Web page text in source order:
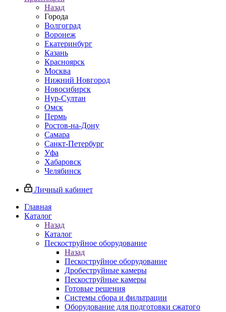
Назад
Города
Волгоград
Воронеж
Екатеринбург
Казань
Красноярск
Москва
Нижний Новгород
Новосибирск
Нур-Султан
Омск
Пермь
Ростов-на-Дону
Самара
Санкт-Петербург
Уфа
Хабаровск
Челябинск
Личный кабинет
Главная
Каталог
Назад
Каталог
Пескоструйное оборудование
Назад
Пескоструйное оборудование
Дробеструйные камеры
Пескоструйные камеры
Готовые решения
Системы сбора и фильтрации
Оборудование для подготовки сжатого